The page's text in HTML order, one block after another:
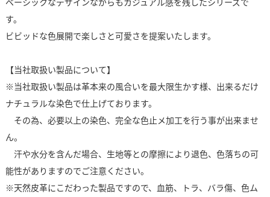
す。
ビビッドな色展開で楽しさと可愛さを提案いたします。
【当社取扱い製品について】
※当社取扱い製品は革本来の風合いを最大限生かす様、出来るだけ
ナチュラルな染色で仕上げております。
その為、必要以上の染色、完全な色止メ加工を行う事が出来ませ
ん。
汗や水分を含んだ場合、生地等との摩擦により退色、色落ちの可
能性がありますのでご注意ください。
※天然皮革にこだわった製品ですので、血筋、トラ、バラ傷、色ム